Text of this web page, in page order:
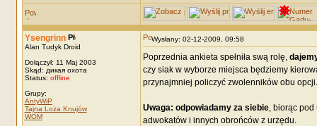
Ysengrinn
Alan Tudyk Droid
Dołączył: 11 Maj 2003
Skąd: дикая охота
Status: offline
Grupy:
AntyWiP
Tajna Loża Knujów
WOM
Wysłany: 02-12-2009, 09:58
Poprzednia ankieta spełniła swą rolę,
czy siak w wyborze miejsca będziemy
przynajmniej policzyć zwolenników obu
Uwaga: odpowiadamy za siebie, biorąc pod
adwokatów i innych obrońców z urzędu.